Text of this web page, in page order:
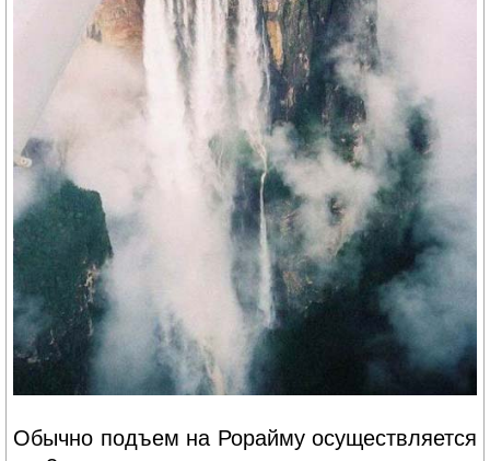
Обычно подъем на Рорайму осуществляется